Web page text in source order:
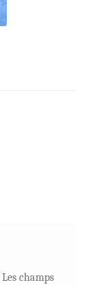
Les champs